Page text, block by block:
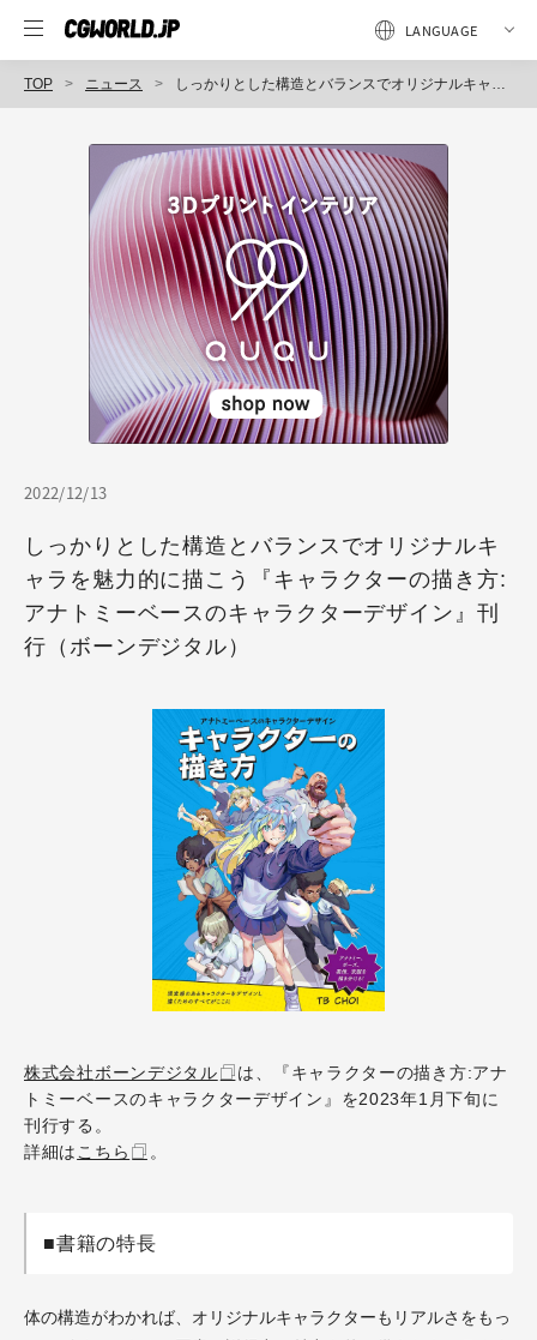
TOP ニュース しっかりとした構造とバランスでオリジナルキャラを魅力的に描こう『キャラクターの描き方:アナトミーベースのキャラクターデザイン』刊行（ボーンデジタル）
2022/12/13
しっかりとした構造とバランスでオリジナルキ
ャラを魅力的に描こう『キャラクターの描き方:
アナトミーベースのキャラクターデザイン』刊
行（ボーンデジタル）
株式会社ボーンデジタル
は、『キャラクターの描き方:アナ
トミーベースのキャラクターデザイン』を2023年1月下旬に
刊行する。
詳細は こちら 。
■書籍の特長
体の構造がわかれば、オリジナルキャラクターもリアルさをもっ